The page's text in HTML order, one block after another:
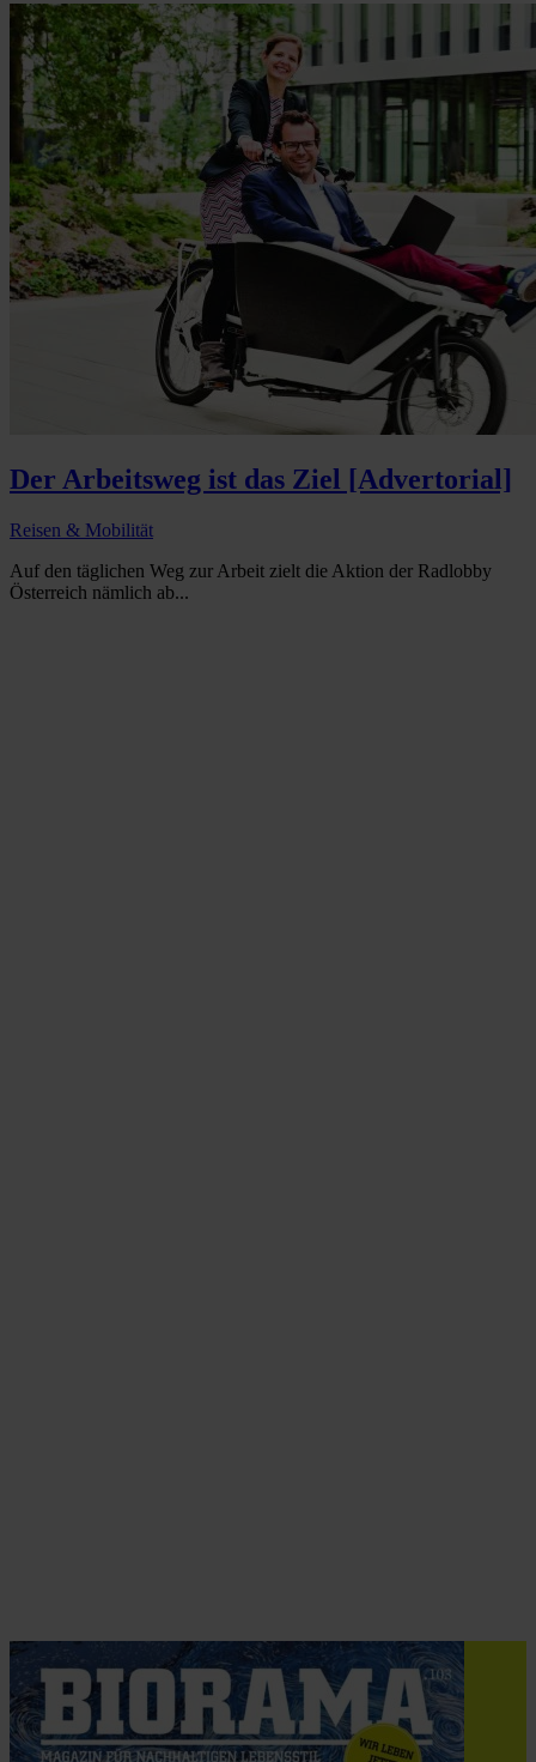
Der Arbeitsweg ist das Ziel [Advertorial]
Reisen & Mobilität
Auf den täglichen Weg zur Arbeit zielt die Aktion der Radlobby
Österreich nämlich ab...